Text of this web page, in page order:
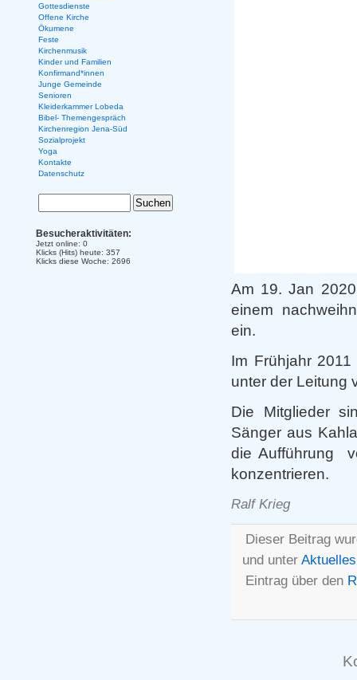
Am 19. Jan
einem
ein.
Im Frühjahr
unter der Leitung
Die Mitglieder
Sänger aus
die Aufführung
konzentrieren.
Ralf Krieg
Dieser Beitrag
und unter Aktuelles
Eintrag über den
Gottesdienste
Offene Kirche
Ökumene
Feste
Kirchenmusik
Kinder und Familien
Konfirmand*innen
Junge Gemeinde
Senioren
Kleiderkammer Lobeda
Bibel- Themengespräch
Kirchenregion Jena-Süd
Sozialprojekt
Yoga
Kontakte
Datenschutz
Besucheraktivitäten:
Jetzt online: 0
Klicks (Hits) heute: 357
Klicks diese Woche: 2696